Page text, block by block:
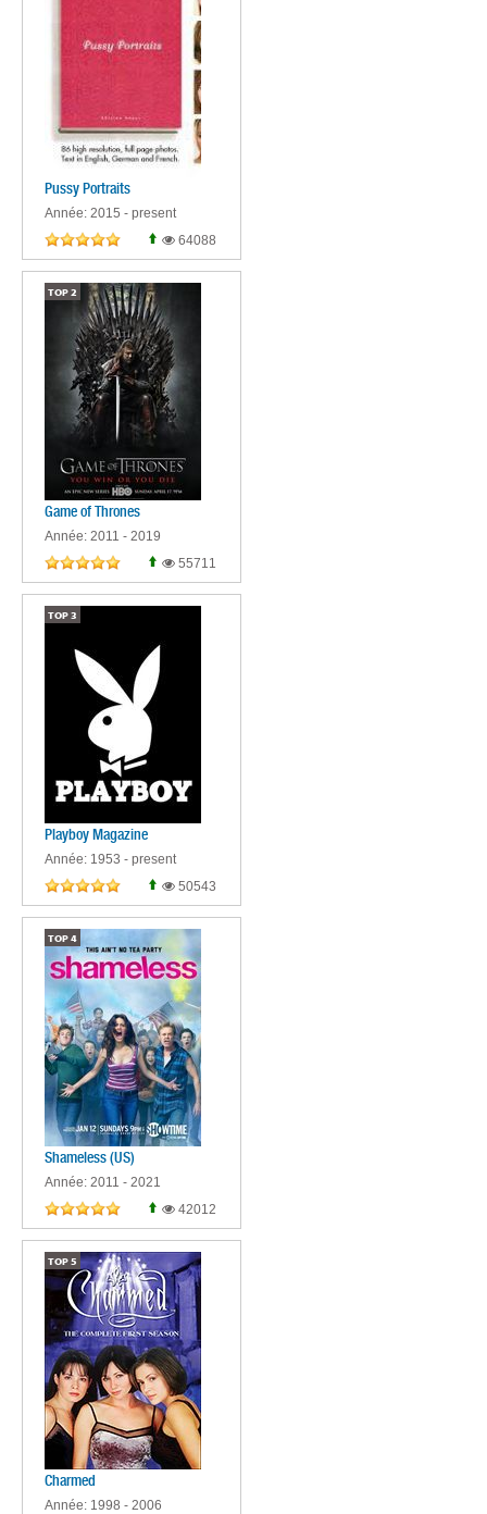
Pussy Portraits
Année: 2015 - present
64088
TOP 2
Game of Thrones
Année: 2011 - 2019
55711
TOP 3
Playboy Magazine
Année: 1953 - present
50543
TOP 4
Shameless (US)
Année: 2011 - 2021
42012
TOP 5
Charmed
Année: 1998 - 2006